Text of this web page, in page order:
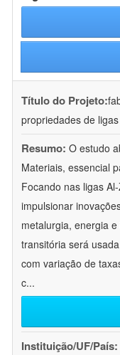
Título do Projeto:
propriedades de
Resumo: O estudo
Materiais, essencial
Focando nas ligas
impulsionar
metalurgia, energia
transitória será
com variação de
c...
Instituição/UF/País: